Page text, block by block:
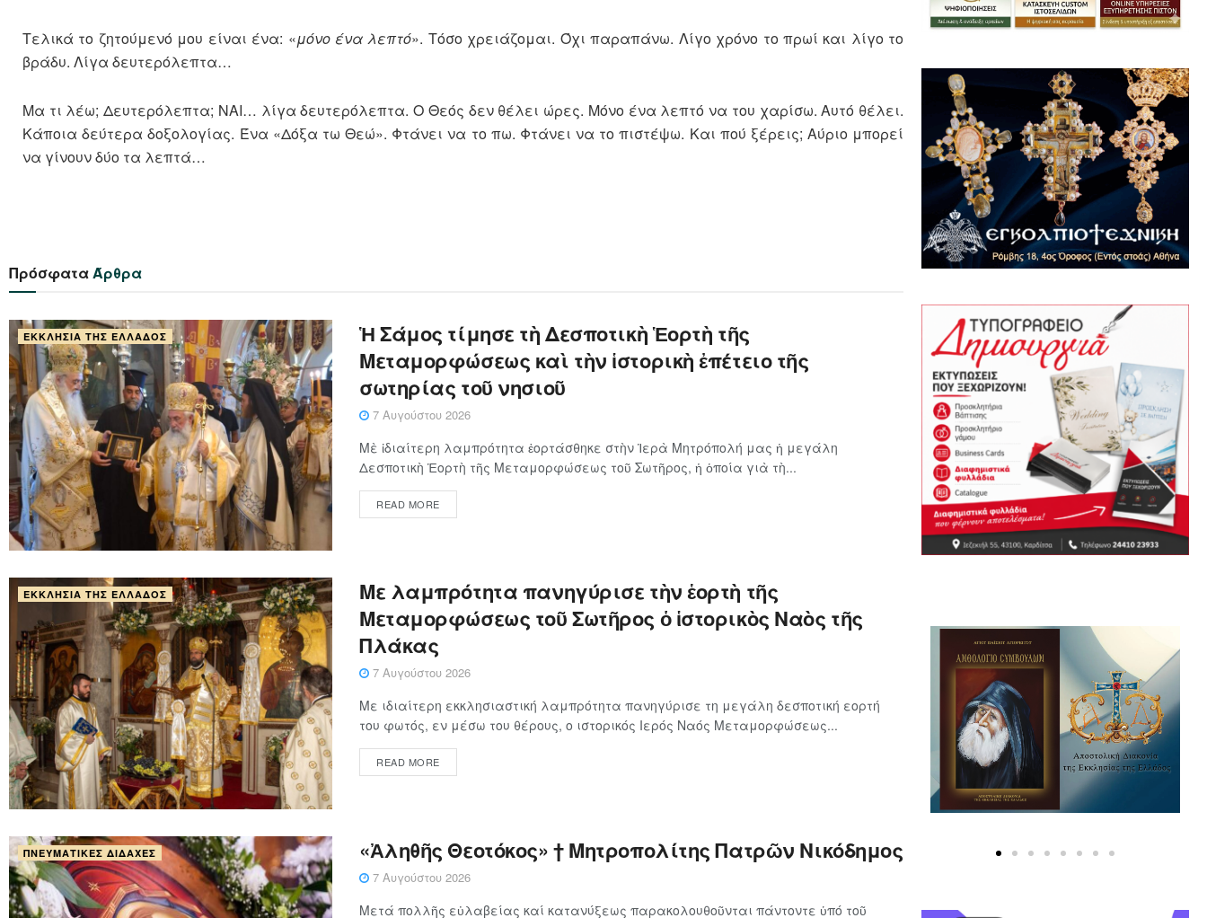
Τελικά το ζητούμενό μου είναι ένα: «μόνο ένα λεπτό». Τόσο χρειάζομαι. Όχι παραπάνω. Λίγο χρόνο το πρωί και λίγο το
βράδυ. Λίγα δευτερόλεπτα…
Μα τι λέω; Δευτερόλεπτα; ΝΑΙ… λίγα δευτερόλεπτα. Ο Θεός δεν θέλει ώρες. Μόνο ένα λεπτό να του χαρίσω. Αυτό θέλει.
Κάποια δεύτερα δοξολογίας. Ένα «Δόξα τω Θεώ». Φτάνει να το πω. Φτάνει να το πιστέψω. Και πού ξέρεις; Αύριο μπορεί
να γίνουν δύο τα λεπτά…
ΠρόσφαταΆρθρα
ΕΚΚΛΗΣΊΑ ΤΗΣ ΕΛΛΆΔΟΣ
Ἡ Σάμος τίμησε τὴ Δεσποτικὴ Ἑορτὴ τῆς
Μεταμορφώσεως καὶ τὴν ἱστορικὴ ἐπέτειο τῆς
σωτηρίας τοῦ νησιοῦ
7 Αυγούστου 2026
Μὲ ἰδιαίτερη λαμπρότητα ἑορτάσθηκε στὴν Ἱερὰ Μητρόπολή μας ἡ μεγάλη
Δεσποτικὴ Ἑορτὴ τῆς Μεταμορφώσεως τοῦ Σωτῆρος, ἡ ὁποία γιὰ τὴ...
READ MORE
ΕΚΚΛΗΣΊΑ ΤΗΣ ΕΛΛΆΔΟΣ
Με λαμπρότητα πανηγύρισε τὴν ἑορτὴ τῆς
Μεταμορφώσεως τοῦ Σωτῆρος ὁ ἱστορικὸς Ναὸς τῆς
Πλάκας
7 Αυγούστου 2026
Με ιδιαίτερη εκκλησιαστική λαμπρότητα πανηγύρισε τη μεγάλη δεσποτική εορτή
του φωτός, εν μέσω του θέρους, ο ιστορικός Ιερός Ναός Μεταμορφώσεως...
READ MORE
ΠΝΕΥΜΑΤΙΚΈΣ ΔΙΔΑΧΈΣ «Ἀληθῆς Θεοτόκος» † Μητροπολίτης Πατρῶν Νικόδημος
7 Αυγούστου 2026
Μετά πολλῆς εὐλαβείας καί κατανύξεως παρακολουθοῦνται πάντοντε ὑπό τοῦ